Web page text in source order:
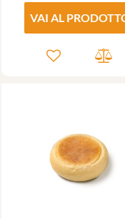
VAI AL